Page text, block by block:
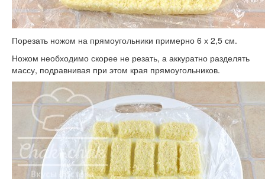
Порезать ножом на прямоугольники примерно 6 х 2,5 см.
Ножом необходимо скорее не резать, а аккуратно разделять
массу, подравнивая при этом края прямоугольников.